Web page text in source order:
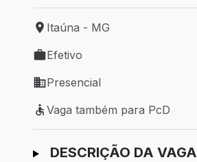
Local de trabalho: Itaúna - MG
Itaúna - MG
Tipo de vaga: Efetivo
Efetivo
Modelo de trabalho: Presencial
Presencial
Vaga também para PcD
Vaga também para PcD
Ir para candidatura
DESCRIÇÃO DA VAGA